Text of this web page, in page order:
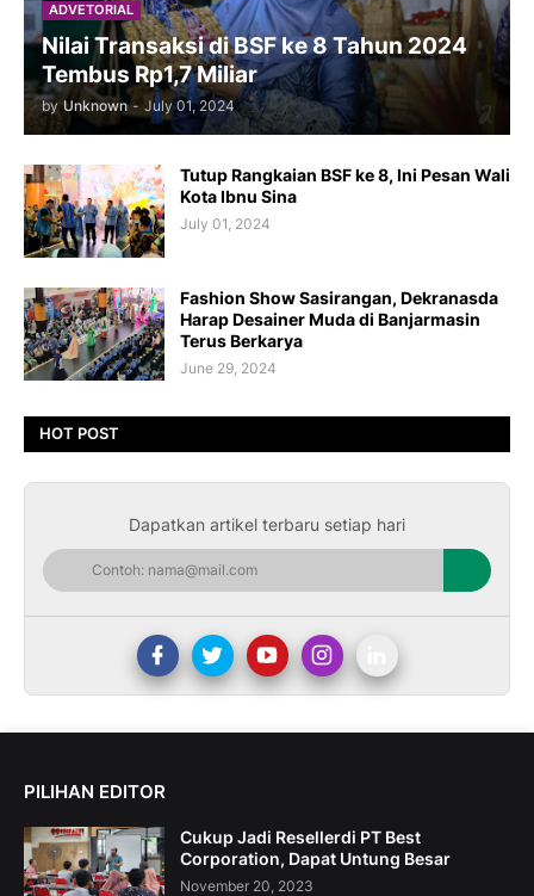
ADVETORIAL
Nilai Transaksi di BSF ke 8 Tahun 2024
Tembus Rp1,7 Miliar
by Unknown - July 01, 2024
Tutup Rangkaian BSF ke 8, Ini Pesan Wali
Kota Ibnu Sina
July 01, 2024
Fashion Show Sasirangan, Dekranasda
Harap Desainer Muda di Banjarmasin
Terus Berkarya
June 29, 2024
HOT POST
Dapatkan artikel terbaru setiap hari
PILIHAN EDITOR
Cukup Jadi Resellerdi PT Best
Corporation, Dapat Untung Besar
November 20, 2023